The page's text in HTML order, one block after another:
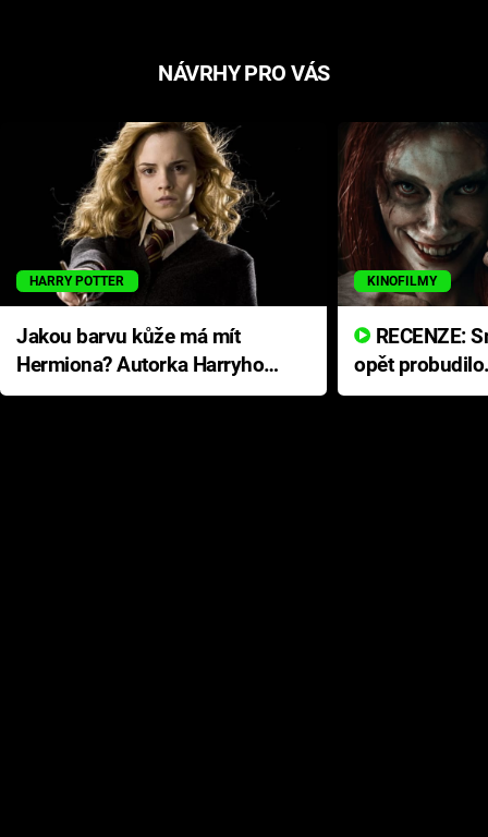
NÁVRHY PRO VÁS
HARRY POTTER
Jakou barvu kůže má mít
Hermiona? Autorka Harryho
Pottera přišla s ráznou
KINOFILMY
opět
přichází s